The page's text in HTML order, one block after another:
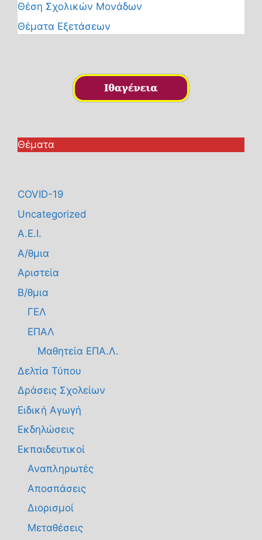
Θέση Σχολικών Μονάδων
Θέματα Εξετάσεων
Θέματα
COVID-19
Uncategorized
Α.Ε.Ι.
Α/θμια
Αριστεία
Β/θμια
ΓΕΛ
ΕΠΑΛ
Μαθητεία ΕΠΑ.Λ.
Δελτία Τύπου
Δράσεις Σχολείων
Ειδική Αγωγή
Εκδηλώσεις
Εκπαιδευτικοί
Αναπληρωτές
Αποσπάσεις
Διορισμοί
Μεταθέσεις